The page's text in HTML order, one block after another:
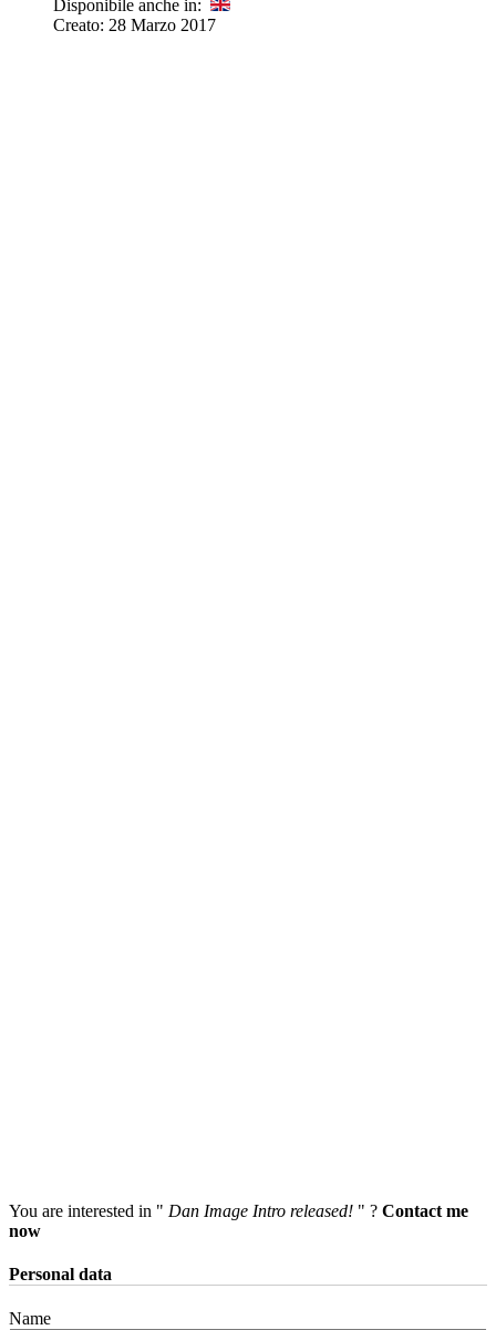
Disponibile anche in:
Creato: 28 Marzo 2017
You are interested in " Dan Image Intro released! " ? Contact me
now
Personal data
Name